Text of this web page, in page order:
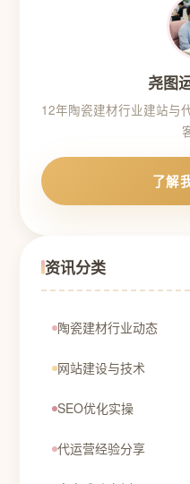
尧图
12年陶瓷建材行业建站与
了解
资讯分类
陶瓷建材行业动态
网站建设与技术
SEO优化实操
代运营经验分享